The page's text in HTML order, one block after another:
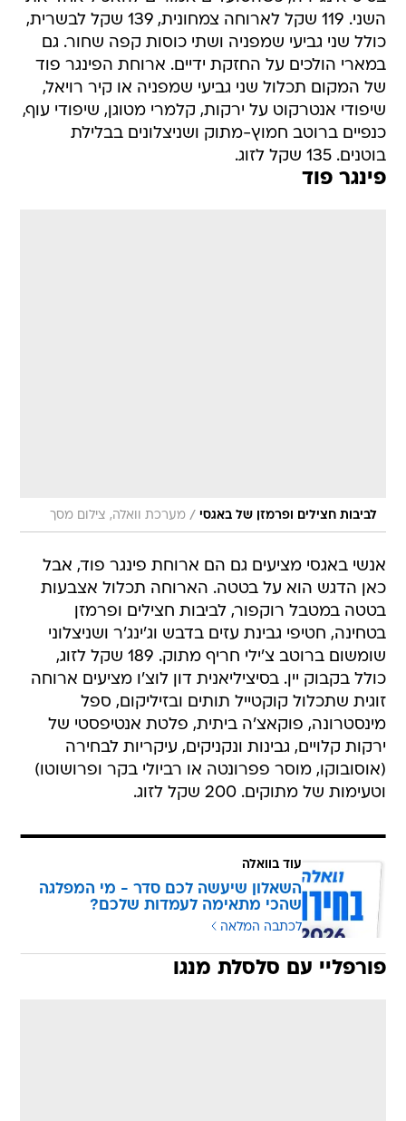
השני. 119 שקל לארוחה צמחונית, 139 שקל לבשרית,
כולל שני גביעי שמפניה ושתי כוסות קפה שחור. גם
במארי הולכים על החזקת ידיים. ארוחת הפינגר פוד
של המקום תכלול שני גביעי שמפניה או קיר רויאל,
שיפודי אנטרקוט על ירקות, קלמרי מטוגן, שיפודי עוף,
כנפיים ברוטב חמוץ-מתוק ושניצלונים בבלילת
בוטנים. 135 שקל לזוג.
פינגר פוד
לביבות חצילים ופרמזן של באגסי / מערכת וואלה, צילום מסך
אנשי באגסי מציעים גם הם ארוחת פינגר פוד, אבל
כאן הדגש הוא על בטטה. הארוחה תכלול אצבעות
בטטה במטבל רוקפור, לביבות חצילים ופרמזן
בטחינה, חטיפי גבינת עזים בדבש וג'ינג'ר ושניצלוני
שומשום ברוטב צ'ילי חריף מתוק. 189 שקל לזוג,
כולל בקבוק יין. בסיציליאנית דון לוצ'ו מציעים ארוחה
זוגית שתכלול קוקטייל תותים ובזיליקום, ספל
מינסטרונה, פוקאצ'ה ביתית, פלטת אנטיפסטי של
ירקות קלויים, גבינות ונקניקים, עיקריות לבחירה
(אוסובוקו, מוסר פפרונטה או רביולי בקר ופרושוטו)
וטעימות של מתוקים. 200 שקל לזוג.
עוד בוואלה
השאלון שיעשה לכם סדר - מי המפלגה
שהכי מתאימה לעמדות שלכם?
לכתבה המלאה
פורפליי עם סלסלת מנגו